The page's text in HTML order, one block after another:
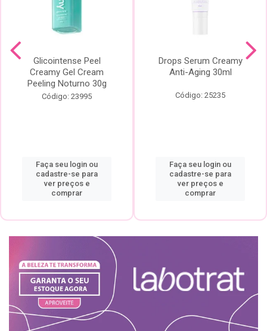
Glicointense Peel
Creamy Gel Cream
Peeling Noturno 30g
Código: 23995
Faça seu login ou
cadastre-se para
ver preços e
comprar
Drops Serum Creamy
Anti-Aging 30ml
Código: 25235
Faça seu login ou
cadastre-se para
ver preços e
comprar